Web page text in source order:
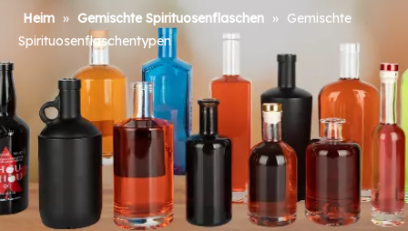
Heim » Gemischte Spirituosenflaschen »
Gemischte
Spirituosenflaschentypen